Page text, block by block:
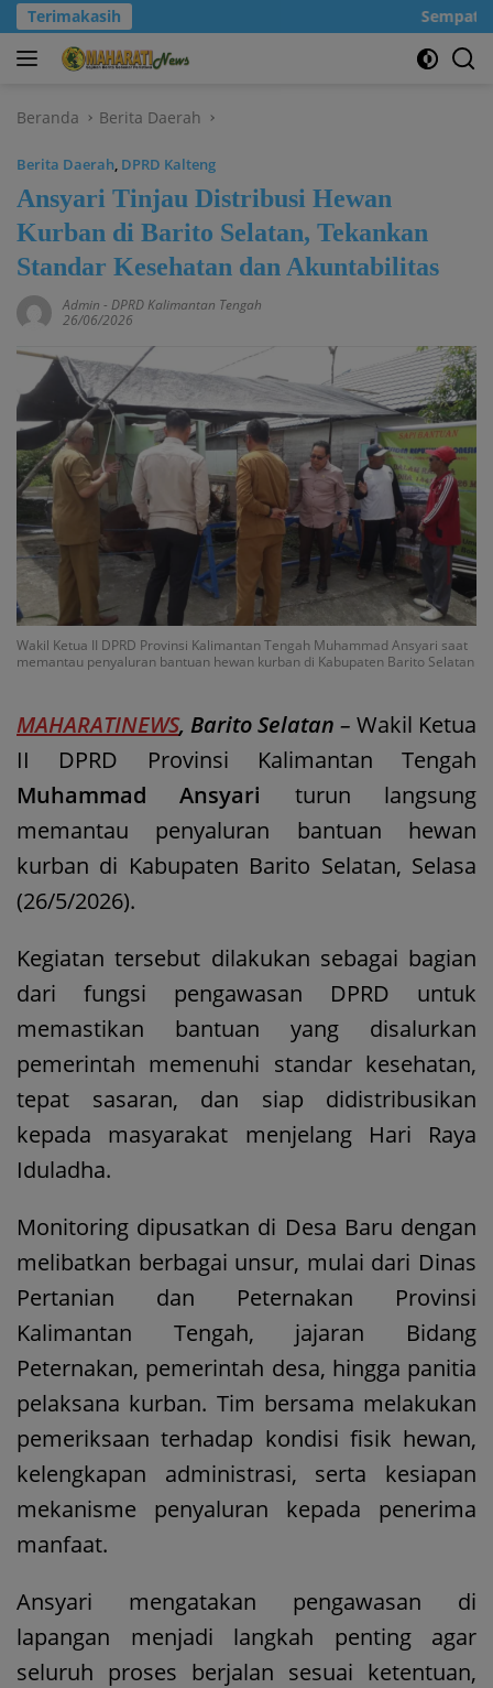
Langsung
ke
konten
Terimakasih
Beranda Berita Daerah
Berita Daerah, DPRD Kalteng
Ansyari Tinjau Distribusi Hewan
Kurban di Barito Selatan, Tekankan
Standar Kesehatan dan Akuntabilitas
Admin - DPRD Kalimantan Tengah
26/06/2026
Wakil Ketua II DPRD Provinsi Kalimantan Tengah Muhammad Ansyari saat
memantau penyaluran bantuan hewan kurban di Kabupaten Barito Selatan
MAHARATINEWS, Barito Selatan – Wakil Ketua
II DPRD Provinsi Kalimantan Tengah
Muhammad Ansyari turun langsung
memantau penyaluran bantuan hewan
kurban di Kabupaten Barito Selatan, Selasa
(26/5/2026).
Kegiatan tersebut dilakukan sebagai bagian
dari fungsi pengawasan DPRD untuk
memastikan bantuan yang disalurkan
pemerintah memenuhi standar kesehatan,
tepat sasaran, dan siap didistribusikan
kepada masyarakat menjelang Hari Raya
Iduladha.
Monitoring dipusatkan di Desa Baru dengan
melibatkan berbagai unsur, mulai dari Dinas
Pertanian dan Peternakan Provinsi
Kalimantan Tengah, jajaran Bidang
Peternakan, pemerintah desa, hingga panitia
pelaksana kurban. Tim bersama melakukan
pemeriksaan terhadap kondisi fisik hewan,
kelengkapan administrasi, serta kesiapan
mekanisme penyaluran kepada penerima
manfaat.
Ansyari mengatakan pengawasan di
lapangan menjadi langkah penting agar
seluruh proses berjalan sesuai ketentuan,